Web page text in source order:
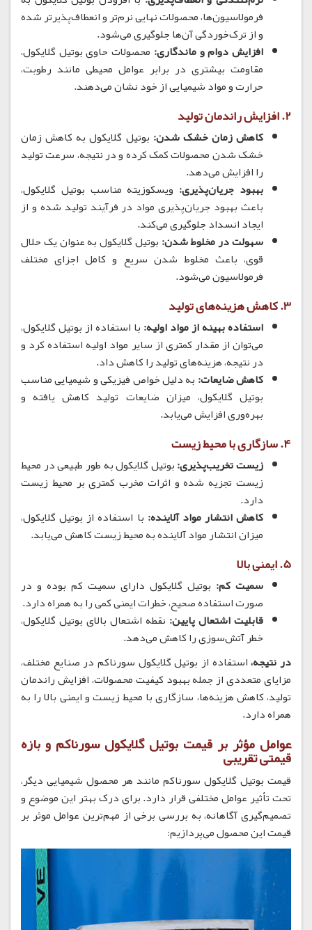
فرمولاسیون‌ها، محصولات نهایی نرم‌تر و انعطاف‌پذیرتر شده
و از ترک‌خوردگی آن‌ها جلوگیری می‌شود.
افزایش دوام و ماندگاری: محصولات حاوی بوتیل گلایکول،
مقاومت بیشتری در برابر عوامل محیطی مانند رطوبت،
حرارت و مواد شیمیایی از خود نشان می‌دهند.
2. افزایش راندمان تولید
کاهش زمان خشک شدن: بوتیل گلایکول به کاهش زمان
خشک شدن محصولات کمک کرده و در نتیجه، سرعت تولید
را افزایش می‌دهد.
بهبود جریان‌پذیری: ویسکوزیته مناسب بوتیل گلایکول،
باعث بهبود جریان‌پذیری مواد در فرآیند تولید شده و از
ایجاد انسداد جلوگیری می‌کند.
سهولت در مخلوط شدن: بوتیل گلایکول به عنوان یک حلال
قوی، باعث مخلوط شدن سریع و کامل اجزای مختلف
فرمولاسیون می‌شود.
3. کاهش هزینه‌های تولید
استفاده بهینه از مواد اولیه: با استفاده از بوتیل گلایکول،
می‌توان از مقدار کمتری از سایر مواد اولیه استفاده کرد و
در نتیجه، هزینه‌های تولید را کاهش داد.
کاهش ضایعات: به دلیل خواص فیزیکی و شیمیایی مناسب
بوتیل گلایکول، میزان ضایعات تولید کاهش یافته و
بهره‌وری افزایش می‌یابد.
4. سازگاری با محیط زیست
زیست تخریب‌پذیری:بوتیل گلایکول به طور طبیعی در محیط
زیست تجزیه شده و اثرات مخرب کمتری بر محیط زیست
دارد.
کاهش انتشار مواد آلاینده: با استفاده از بوتیل گلایکول،
میزان انتشار مواد آلاینده به محیط زیست کاهش می‌یابد.
5. ایمنی بالا
سمیت کم: بوتیل گلایکول دارای سمیت کم بوده و در
صورت استفاده صحیح، خطرات ایمنی کمی را به همراه دارد.
قابلیت اشتعال پایین: نقطه اشتعال بالای بوتیل گلایکول،
خطر آتش‌سوزی را کاهش می‌دهد.
در نتیجه،استفاده از بوتیل گلایکول سورناکم در صنایع مختلف،
مزایای متعددی از جمله بهبود کیفیت محصولات، افزایش راندمان
تولید، کاهش هزینه‌ها، سازگاری با محیط زیست و ایمنی بالا را به
همراه دارد.
عوامل مؤثر بر قیمت بوتیل گلایکول سورناکم و بازه
قیمتی تقریبی
قیمت بوتیل گلایکول سورناکم مانند هر محصول شیمیایی دیگر،
تحت تأثیر عوامل مختلفی قرار دارد.برای درک بهتر این موضوع و
تصمیم‌گیری آگاهانه، به بررسی برخی از مهم‌ترین عوامل موثر بر
قیمت این محصول می‌پردازیم: